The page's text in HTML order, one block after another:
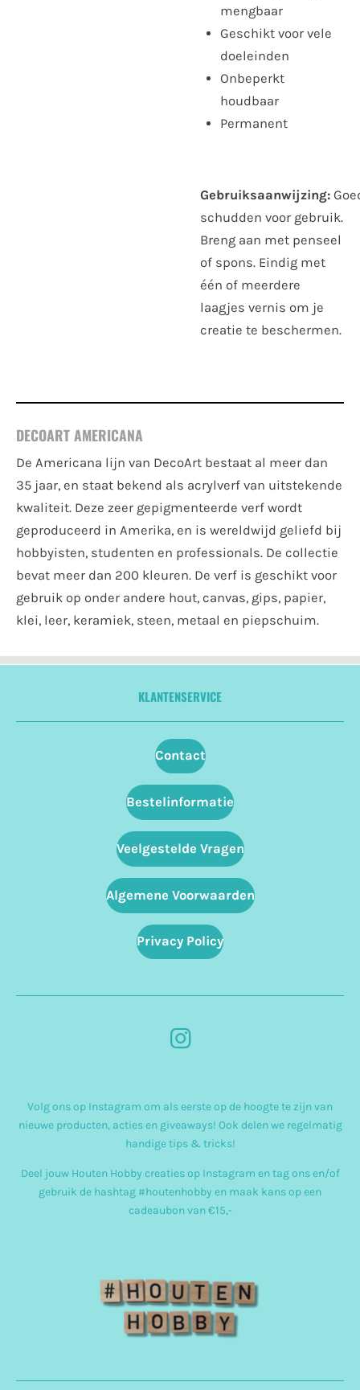
mengbaar
Geschikt voor vele
doeleinden
Onbeperkt
houdbaar
Permanent
Gebruiksaanwijzing:
schudden voor gebruik.
Breng aan met penseel
of spons. Eindig met
één of meerdere
laagjes vernis om je
creatie te beschermen.
DECOART AMERICANA
De Americana lijn van DecoArt bestaat al meer dan
35 jaar, en staat bekend als acrylverf van uitstekende
kwaliteit. Deze zeer gepigmenteerde verf wordt
geproduceerd in Amerika, en is wereldwijd geliefd bij
hobbyisten, studenten en professionals. De collectie
bevat meer dan 200 kleuren. De verf is geschikt voor
gebruik op onder andere hout, canvas, gips, papier,
klei, leer, keramiek, steen, metaal en piepschuim.
KLANTENSERVICE
Contact
Bestelinformatie
Veelgestelde Vragen
Algemene Voorwaarden
Privacy Policy
I
t
a
g
r
a
Volg ons op Instagram om als eerste op de hoogte te zijn van
nieuwe producten, acties en giveaways! Ook delen we regelmatig
handige tips & tricks!
Deel jouw Houten Hobby creaties op Instagram en tag ons en/of
gebruik de hashtag #houtenhobby en maak kans op een
cadeaubon van €15,-